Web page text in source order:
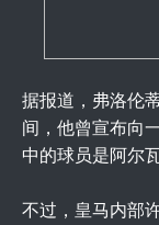
据报道，弗洛伦
间，他曾宣布向
中的球员是阿尔
不过，皇马内部